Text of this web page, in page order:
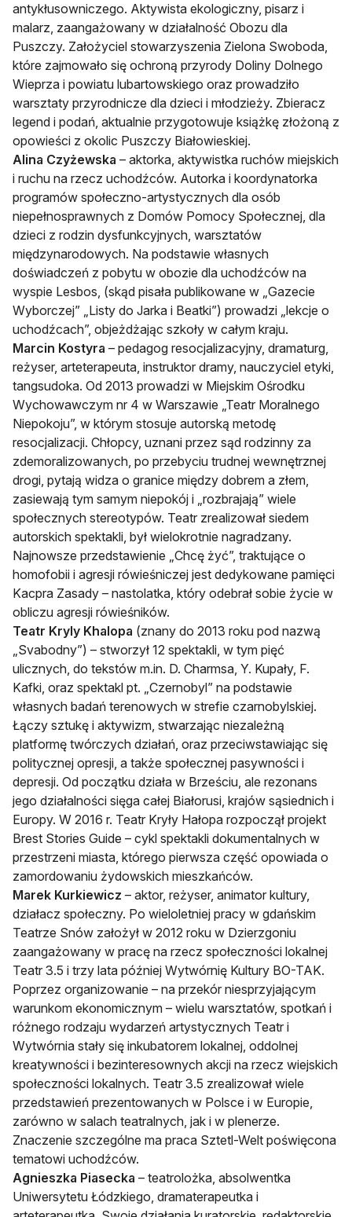
antykłusowniczego. Aktywista ekologiczny, pisarz i
malarz, zaangażowany w działalność Obozu dla
Puszczy. Założyciel stowarzyszenia Zielona Swoboda,
które zajmowało się ochroną przyrody Doliny Dolnego
Wieprza i powiatu lubartowskiego oraz prowadziło
warsztaty przyrodnicze dla dzieci i młodzieży. Zbieracz
legend i podań, aktualnie przygotowuje książkę złożoną z
opowieści z okolic Puszczy Białowieskiej.
Alina Czyżewska – aktorka, aktywistka ruchów miejskich
i ruchu na rzecz uchodźców. Autorka i koordynatorka
programów społeczno-artystycznych dla osób
niepełnosprawnych z Domów Pomocy Społecznej, dla
dzieci z rodzin dysfunkcyjnych, warsztatów
międzynarodowych. Na podstawie własnych
doświadczeń z pobytu w obozie dla uchodźców na
wyspie Lesbos, (skąd pisała publikowane w „Gazecie
Wyborczej” „Listy do Jarka i Beatki”) prowadzi „lekcje o
uchodźcach”, objeżdżając szkoły w całym kraju.
Marcin Kostyra – pedagog resocjalizacyjny, dramaturg,
reżyser, arteterapeuta, instruktor dramy, nauczyciel etyki,
tangsudoka. Od 2013 prowadzi w Miejskim Ośrodku
Wychowawczym nr 4 w Warszawie „Teatr Moralnego
Niepokoju”, w którym stosuje autorską metodę
resocjalizacji. Chłopcy, uznani przez sąd rodzinny za
zdemoralizowanych, po przebyciu trudnej wewnętrznej
drogi, pytają widza o granice między dobrem a złem,
zasiewają tym samym niepokój i „rozbrajają” wiele
społecznych stereotypów. Teatr zrealizował siedem
autorskich spektakli, był wielokrotnie nagradzany.
Najnowsze przedstawienie „Chcę żyć”, traktujące o
homofobii i agresji rówieśniczej jest dedykowane pamięci
Kacpra Zasady – nastolatka, który odebrał sobie życie w
obliczu agresji rówieśników.
Teatr Kryly Khalopa (znany do 2013 roku pod nazwą
„Svabodny”) – stworzył 12 spektakli, w tym pięć
ulicznych, do tekstów m.in. D. Charmsa, Y. Kupały, F.
Kafki, oraz spektakl pt. „Czernobyl” na podstawie
własnych badań terenowych w strefie czarnobylskiej.
Łączy sztukę i aktywizm, stwarzając niezależną
platformę twórczych działań, oraz przeciwstawiając się
politycznej opresji, a także społecznej pasywności i
depresji. Od początku działa w Brześciu, ale rezonans
jego działalności sięga całej Białorusi, krajów sąsiednich i
Europy. W 2016 r. Teatr Kryły Hałopa rozpoczął projekt
Brest Stories Guide – cykl spektakli dokumentalnych w
przestrzeni miasta, którego pierwsza część opowiada o
zamordowaniu żydowskich mieszkańców.
Marek Kurkiewicz – aktor, reżyser, animator kultury,
działacz społeczny. Po wieloletniej pracy w gdańskim
Teatrze Snów założył w 2012 roku w Dzierzgoniu
zaangażowany w pracę na rzecz społeczności lokalnej
Teatr 3.5 i trzy lata później Wytwórnię Kultury BO-TAK.
Poprzez organizowanie – na przekór niesprzyjającym
warunkom ekonomicznym – wielu warsztatów, spotkań i
różnego rodzaju wydarzeń artystycznych Teatr i
Wytwórnia stały się inkubatorem lokalnej, oddolnej
kreatywności i bezinteresownych akcji na rzecz wiejskich
społeczności lokalnych. Teatr 3.5 zrealizował wiele
przedstawień prezentowanych w Polsce i w Europie,
zarówno w salach teatralnych, jak i w plenerze.
Znaczenie szczególne ma praca Sztetl-Welt poświęcona
tematowi uchodźców.
Agnieszka Piasecka – teatrolożka, absolwentka
Uniwersytetu Łódzkiego, dramaterapeutka i